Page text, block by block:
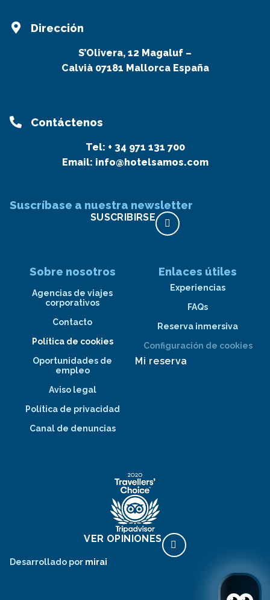
Dirección
S’Olivera, 12 Magaluf –
Calvià 07181 Mallorca España
Contáctenos
Tel: + 34 971 131 700
Email: info@hotelsamos.com
Suscríbase a nuestra newsletter
SUSCRIBIRSE
Sobre nosotros
Agencias de viajes
corporativos
Contacto
Política de cookies
Oportunidades de
empleo
Aviso legal
Política de privacidad
Canal de denuncias
Enlaces útiles
Experiencias
FAQs
Reserva inmersiva
Configuración de cookies
Mi reserva
VER OPINIONES
Desarrollado por mirai